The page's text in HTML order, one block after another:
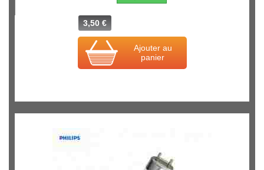
3,50 €
Ajouter au
panier